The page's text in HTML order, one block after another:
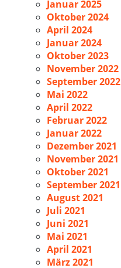
Januar 2025
Oktober 2024
April 2024
Januar 2024
Oktober 2023
November 2022
September 2022
Mai 2022
April 2022
Februar 2022
Januar 2022
Dezember 2021
November 2021
Oktober 2021
September 2021
August 2021
Juli 2021
Juni 2021
Mai 2021
April 2021
März 2021